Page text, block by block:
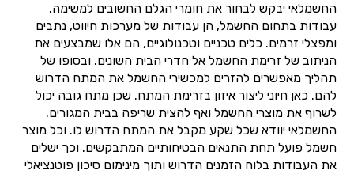
החשמלאי יבקש לבחור את חומרי הגלם החשובים למשימה.
עבודות בתחום החשמל, הן עבודות של מערכות חיווט, נתבים
ומפצלי זרמים. כלים טכניים וטכנולוגיים, הם אלו שמבצעים את
הניתוב של זרימת החשמל אל חדרי הבית השונים. ובסופו של
תהליך מאפשרים להזרים למכשירי החשמל את המתח הדרוש
להם. כאן חיוני ליצור איזון בזרימת המתח. שכן מתח גובה יכול
לשרוף את מוצרי החשמל ואף להצית שריפה בבית המגורים.
החשמלאי יוודא שכל שקע מקבל את המתח הדרוש לו. וכל מוצר
חשמל פועל תחת התנאים הבטיחותיים המתבקשים. וכך ישלים
את העבודות בלוח הזמנים הדרוש ותוך מינימום סיכון פוטנציאלי